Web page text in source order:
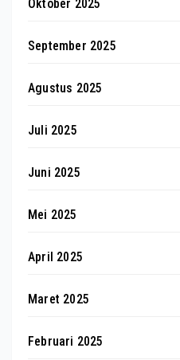
Oktober 2025
September 2025
Agustus 2025
Juli 2025
Juni 2025
Mei 2025
April 2025
Maret 2025
Februari 2025